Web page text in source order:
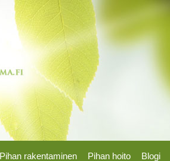
Pihan rakentaminen Pihan hoito Blogi